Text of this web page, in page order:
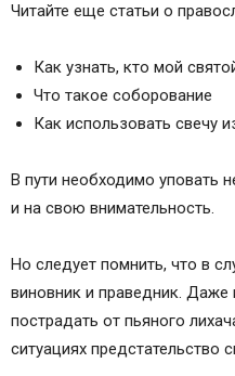
Читайте еще статьи о
Как узнать, кто мой
Что такое соборование
Как использовать свечу
В пути необходимо уповать
и на свою внимательность.
Но следует помнить, что в
виновник и праведник.
пострадать от пьяного
ситуациях предстательство